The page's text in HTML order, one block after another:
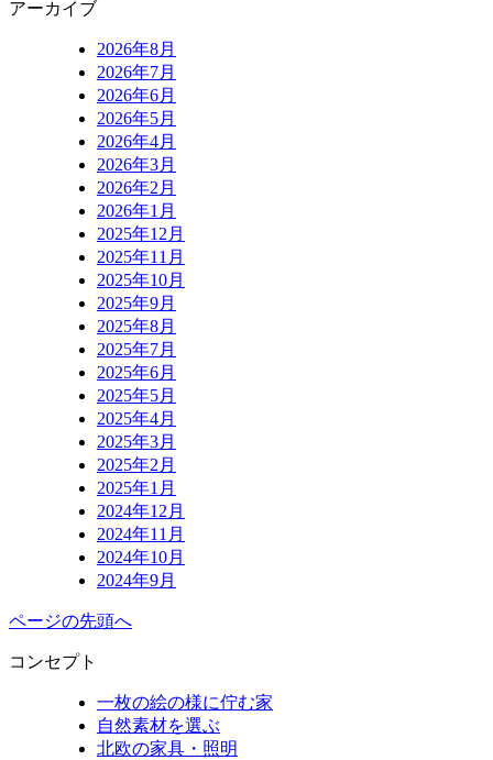
アーカイブ
2026年8月
2026年7月
2026年6月
2026年5月
2026年4月
2026年3月
2026年2月
2026年1月
2025年12月
2025年11月
2025年10月
2025年9月
2025年8月
2025年7月
2025年6月
2025年5月
2025年4月
2025年3月
2025年2月
2025年1月
2024年12月
2024年11月
2024年10月
2024年9月
ページの先頭へ
コンセプト
一枚の絵の様に佇む家
自然素材を選ぶ
北欧の家具・照明